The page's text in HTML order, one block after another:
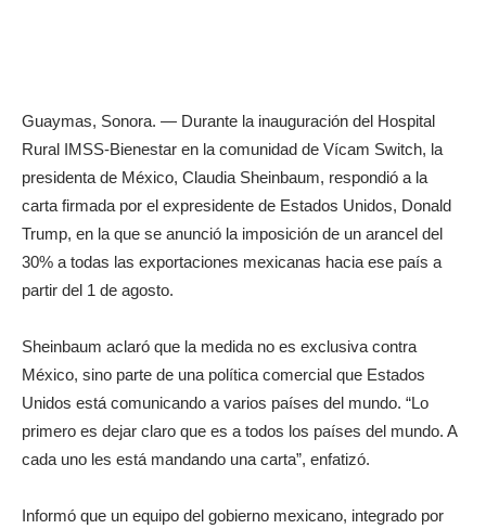
Guaymas, Sonora. — Durante la inauguración del Hospital
Rural IMSS-Bienestar en la comunidad de Vícam Switch, la
presidenta de México, Claudia Sheinbaum, respondió a la
carta firmada por el expresidente de Estados Unidos, Donald
Trump, en la que se anunció la imposición de un arancel del
30% a todas las exportaciones mexicanas hacia ese país a
partir del 1 de agosto.
Sheinbaum aclaró que la medida no es exclusiva contra
México, sino parte de una política comercial que Estados
Unidos está comunicando a varios países del mundo. “Lo
primero es dejar claro que es a todos los países del mundo. A
cada uno les está mandando una carta”, enfatizó.
Informó que un equipo del gobierno mexicano, integrado por